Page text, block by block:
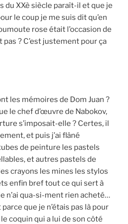
du XXè siècle paraît-il et que je
le coup je me suis dit qu’en
rose était l’occasion de
pas ? C’est justement pour ça
les mémoires de Dom Juan ?
le chef d’œuvre de Nabokov,
s’imposait-elle ? Certes, il
et puis j’ai flâné
de peinture les pastels
et autres pastels de
crayons les mines les stylos
enfin bref tout ce qui sert à
n’ai qua-si-ment rien acheté…
que je n’étais pas là pour
coquin qui a lui de son côté